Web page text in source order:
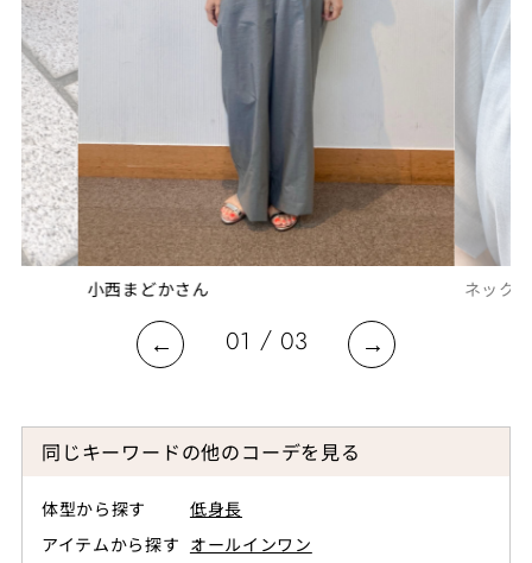
小西まどかさん ネック
01 / 03
同じキーワードの他のコーデを見る
体型から探す
低身長
アイテムから探す オールインワン